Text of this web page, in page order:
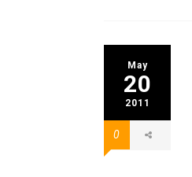
May
20
2011
0